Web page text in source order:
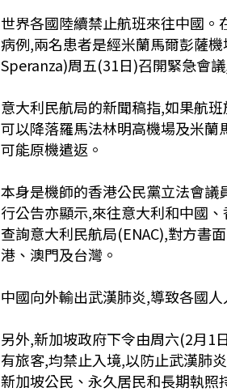
世界各國陸續禁止航班來往中國
病例,兩名患者是經米蘭馬爾彭薩
Speranza)周五(31日)召開緊急會
意大利民航局的新聞稿指,如果航
可以降落羅馬法林明高機場及米
可能原機遣返。
本身是機師的香港公民黨立法會
行公告亦顯示,來往意大利和中國
查詢意大利民航局(ENAC),對方書
港、澳門及台灣。
中國向外輸出武漢肺炎,導致各國
另外,新加坡政府下令由周六(2月1
有旅客,均禁止入境,以防止武漢肺
新加坡公民、永久居民和長期執照